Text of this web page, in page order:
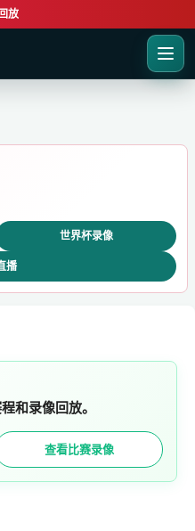
放
世界杯录像
播
和录像回放。
查看比赛录像